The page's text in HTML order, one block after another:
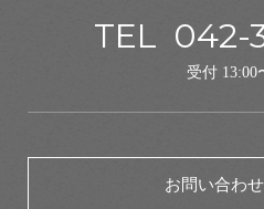
TEL 042-
受付 13:00
お問い合わ